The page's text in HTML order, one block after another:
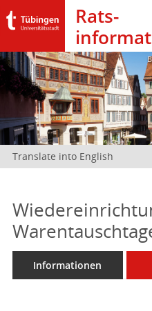
Rats­
Translate into English
Informationen